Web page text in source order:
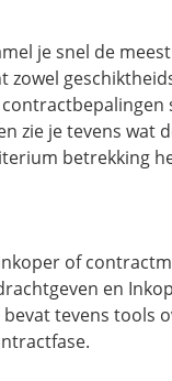
je snel de
zowel
zie je tevens wat
betrekking
of
en
bevat tevens tools